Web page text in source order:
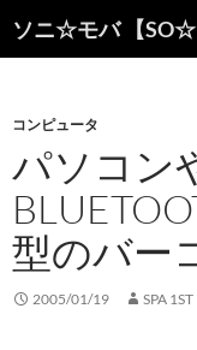
ソニ☆モバ 【
索
ン
へ
ス
キ
ッ
プ
コンピュータ
パソコン
型のバー
2005/01/19 SPA 1ST